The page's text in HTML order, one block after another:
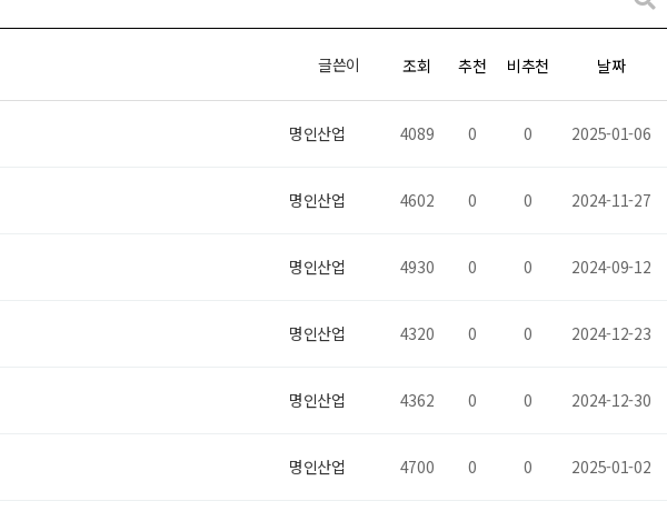
글쓴이 조회 추천 비추천 날짜
명인산업 4089 0 0 2025-01-06
명인산업 4602 0 0 2024-11-27
명인산업 4930 0 0 2024-09-12
명인산업 4320 0 0 2024-12-23
명인산업 4362 0 0 2024-12-30
명인산업 4700 0 0 2025-01-02